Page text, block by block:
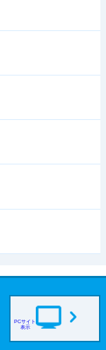
PCサイト
表示